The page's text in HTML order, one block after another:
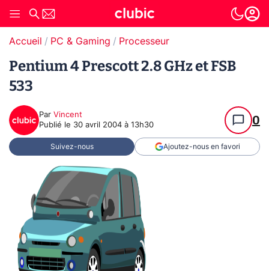
Accueil PC & Gaming Processeur
Pentium 4 Prescott 2.8 GHz et FSB
533
Par Vincent
Publié le 30 avril 2004 à 13h30 0
Suivez-nous Ajoutez-nous en favori